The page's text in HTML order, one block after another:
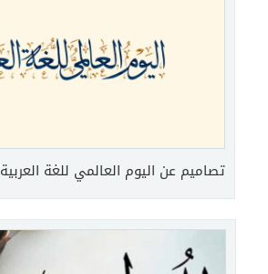
تصاميم عن اليوم العالمي للغة العربية